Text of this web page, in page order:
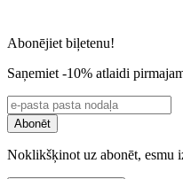
Abonējiet biļetenu!
Saņemiet -10% atlaidi
Abonēt
Noklikšķinot uz abonēt, esmu